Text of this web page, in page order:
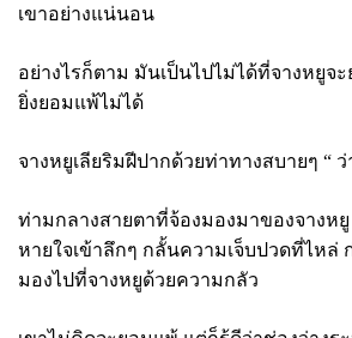
เขาอย่างแน่นอน
อย่างไรก็ตาม มันเป็นไปไม่ได้ที่จางหยูจ
ยิ่งยอมแพ้ไม่ได้
จางหยูเลียริมฝีปากด้วยท่าทางสบายๆ “ ว่
ท่ามกลางสายตาที่จ้องมองมาของจางห
หายใจเข้าลึกๆ กลั้นความเจ็บปวดที่ไหล่
มองไปที่จางหยูด้วยความกลัว